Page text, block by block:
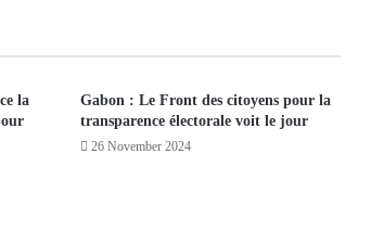
la
Gabon : Le Front des citoyens pour la
transparence électorale voit le jour
26 November 2024